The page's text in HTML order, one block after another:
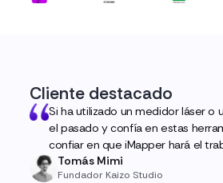
Cliente destacado
Si ha utilizado un medidor láser o
el pasado y confía en estas
confiar en que iMapper hará el
Tomás Mimi
Fundador Kaizo Studio